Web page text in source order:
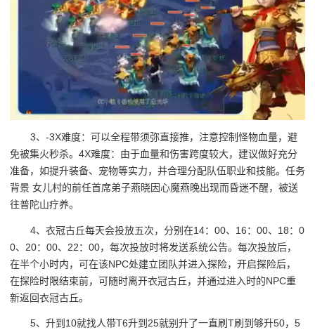
3、-3X难度：可以全程带须弥直接推，注意控制怪物血量，避
免被集火秒杀。4X难度：由于血量和伤害跨度较大，建议做好充分
准备，如提升装备、宠物等实力，并合理分配队伍职业和技能。任务
背景 女儿村的前任首席弟子燕晓因心魔燕晚出现而昏迷不醒，被送
往普陀山疗养。
4、衣冠古丘每天会投放五次，分别在14：00、16：00、18：0
0、20：00、22：00，每次投放时将发送系统公告。每次投放后，
在半个小时内，可在该NPC处建立团队并进入探险，开启探险后，
在探险时限结束前，可随时离开衣冠古丘，并通过进入时的NPC重
新返回衣冠古丘。
5、升到10就找人带T6升到25就别升了一直刷T刷到够升50，5